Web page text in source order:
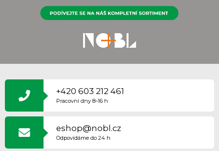
Á
T
+420 603 212 461
Pracovní dny 8–16 h
eshop@nobl.cz
Odpovídáme do 24 h